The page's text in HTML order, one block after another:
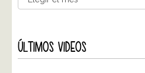
ÚLTIMOS VIDEOS